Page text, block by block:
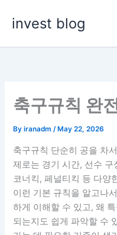
invest blog
축구규칙 완
Byiranadm/ May 22, 2026
축구규칙 단순히 공을 차
제로는 경기 시간, 선수
코너킥, 페널티킥 등 다양
이런 기본 규칙을 알고나
하게 이해할 수 있고, 왜
되는지도 쉽게 파악할 수